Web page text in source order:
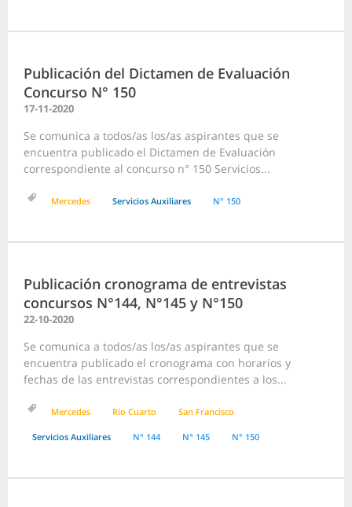
Publicación del Dictamen de Evaluación
Concurso N° 150
17-11-2020
Se comunica a todos/as los/as aspirantes que se
encuentra publicado el Dictamen de Evaluación
correspondiente al concurso n° 150 Servicios...
Mercedes Servicios Auxiliares N° 150
Publicación cronograma de entrevistas
concursos N°144, N°145 y N°150
22-10-2020
Se comunica a todos/as los/as aspirantes que se
encuentra publicado el cronograma con horarios y
fechas de las entrevistas correspondientes a los...
Mercedes Rio Cuarto San Francisco
Servicios Auxiliares N° 144 N° 145 N° 150